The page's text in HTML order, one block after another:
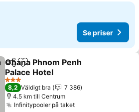
Se priser
Dela Lägg till i Mina Favoriter
Ohana Phnom Penh
Palace Hotel
Se priser
3 Stjärnor
8,2 Väldigt bra
7 386
4.5 km till Centrum
Infinitypooler på taketSe priser